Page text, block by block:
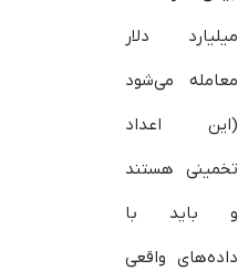
میلیارد دلار
معامله می‌شود
(این اعداد
تخمینی هستند
و باید با
داده‌های واقعی